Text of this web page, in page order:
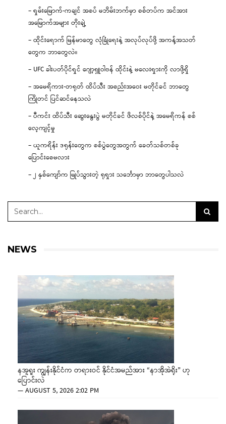
– ရှမ်းမြောက်-ကချင် အစပ် မဘိမ်းဘက်မှာ စစ်တပ်က အင်အား
အမြောက်အများ တိုးချဲ့
– ထိုင်းရောက် မြန်မာတွေ လုံခြုံရေးနဲ့ အလုပ်လုပ်ဖို့ အကန့်အသတ်
တွေက ဘာတွေလဲ။
– UFC ခါးပတ်ပိုင်ရှင် ဂျော့ရှူဝါဗန် ထိုင်းနဲ့ မလေးရှားကို လာဖို့ရှိ
– အမေရိကား-တရုတ် ထိပ်သီး အစည်းအဝေး မတိုင်ခင် ဘာတွေ
ကြိုတင် ပြင်ဆင်နေသလဲ
– ပီကင်း ထိပ်သီး ဆွေးနွေးပွဲ မတိုင်ခင် ဖိလစ်ပိုင်နဲ့ အမေရိကန် စစ်
လေ့ကျင့်မှု
– ယူကရိန်း ဒရုန်းတွေက စစ်ပွဲတွေအတွက် ခေတ်သစ်တစ်ခု
ပြောင်းစေမလား
– ၂ နှစ်ကျော်က မြုပ်သွားတဲ့ ရုရှား သင်္ဘောမှာ ဘာတွေပါသလဲ
NEWS
နအူရူး ကျွန်းနိုင်ငံက တရားဝင် နိုင်ငံအမည်အား “နာအိုအဲရိုး” ဟု
ပြောင်းလဲ
—AUGUST 5, 2026 2:02 PM